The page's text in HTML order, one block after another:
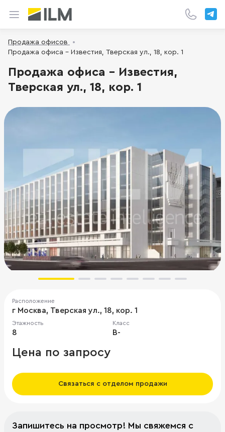
Продажа офисов
Продажа офиса - Известия, Тверская ул., 18, кор. 1
Продажа офиса - Известия,
Тверская ул., 18, кор. 1
Расположение
г Москва, Тверская ул., 18, кор. 1
Этажность
8
Класс
B-
Цена по запросу
Связаться с отделом продажи
Запишитесь на просмотр! Мы свяжемся с